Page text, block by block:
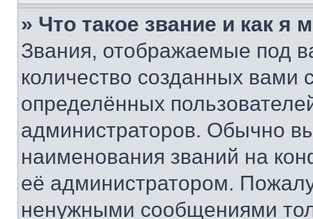
» Что такое звание и как я
Звания, отображаемые под
количество созданных
определённых
администраторов. Обычно
наименования званий на
её администратором.
ненужными сообщениями